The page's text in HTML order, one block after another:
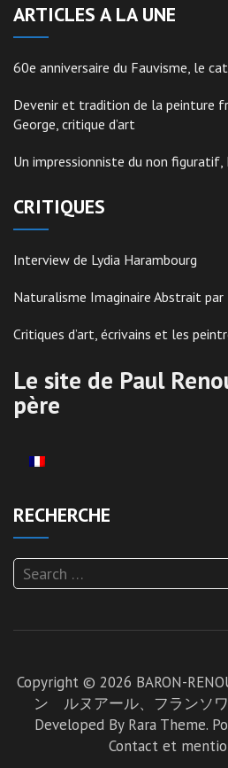
ARTICLES A LA UNE
60e anniversaire du Fauvisme, le
Devenir et tradition de la peinture
George, critique d’art
Un impressionniste du non figuratif,
CRITIQUES
Interview de Lydia Harambourg
Naturalisme Imaginaire Abstrait par
Critiques d’art, écrivains et les
Le site de Paul
père
RECHERCHE
Search
Copyright © 2026 BARON-
ン゠ルヌアール、フランソワ
Developed By Rara Theme.
Contact et